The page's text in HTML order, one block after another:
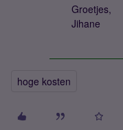
Groetjes,
Jihane
hoge kosten